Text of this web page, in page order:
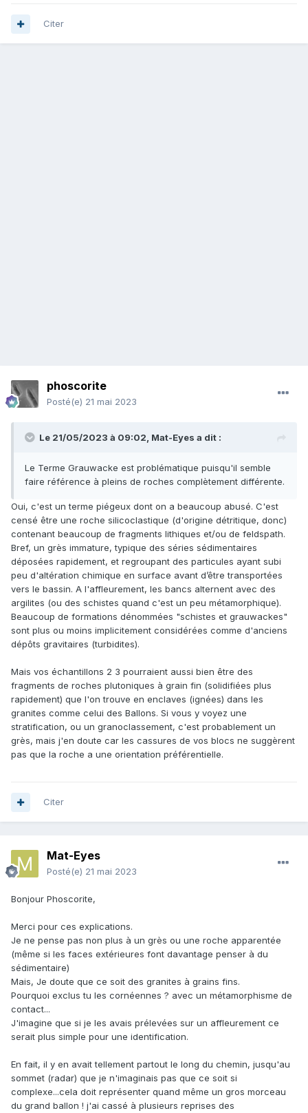
Citer
phoscorite
Posté(e) 21 mai 2023
Le 21/05/2023 à 09:02, Mat-Eyes a dit :
Le Terme Grauwacke est problématique puisqu'il semble
faire référence à pleins de roches complètement différente.
Oui, c'est un terme piégeux dont on a beaucoup abusé. C'est
censé être une roche silicoclastique (d'origine détritique, donc)
contenant beaucoup de fragments lithiques et/ou de feldspath.
Bref, un grès immature, typique des séries sédimentaires
déposées rapidement, et regroupant des particules ayant subi
peu d'altération chimique en surface avant d’être transportées
vers le bassin. A l'affleurement, les bancs alternent avec des
argilites (ou des schistes quand c'est un peu métamorphique).
Beaucoup de formations dénommées "schistes et grauwackes"
sont plus ou moins implicitement considérées comme d'anciens
dépôts gravitaires (turbidites).
Mais vos échantillons 2 3 pourraient aussi bien être des
fragments de roches plutoniques à grain fin (solidifiées plus
rapidement) que l'on trouve en enclaves (ignées) dans les
granites comme celui des Ballons. Si vous y voyez une
stratification, ou un granoclassement, c'est probablement un
grès, mais j'en doute car les cassures de vos blocs ne suggèrent
pas que la roche a une orientation préférentielle.
Citer
Mat-Eyes
Posté(e) 21 mai 2023
Bonjour Phoscorite,
Merci pour ces explications.
Je ne pense pas non plus à un grès ou une roche apparentée
(même si les faces extérieures font davantage penser à du
sédimentaire)
Mais, Je doute que ce soit des granites à grains fins.
Pourquoi exclus tu les cornéennes ? avec un métamorphisme de
contact...
J'imagine que si je les avais prélevées sur un affleurement ce
serait plus simple pour une identification.
En fait, il y en avait tellement partout le long du chemin, jusqu'au
sommet (radar) que je n'imaginais pas que ce soit si
complexe...cela doit représenter quand même un gros morceau
du grand ballon ! j'ai cassé à plusieurs reprises des